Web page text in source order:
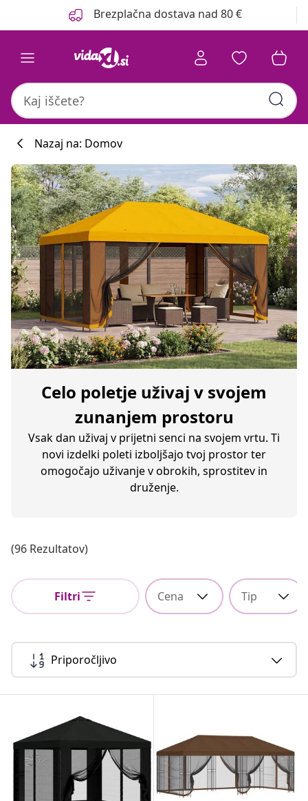
Brezplačna dostava nad 80 €
Nazaj na: Domov
Celo poletje uživaj v svojem
zunanjem prostoru
Vsak dan uživaj v prijetni senci na svojem vrtu. Ti
novi izdelki poleti izboljšajo tvoj prostor ter
omogočajo uživanje v obrokih, sprostitev in
druženje.
(96 Rezultatov)
Filtri Cena Tip
Priporočljivo